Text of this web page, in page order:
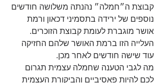
קבוצת ה״חמלה״ נהנתה משלושה חודשים
נוספים של ירידה בתסמיני דכאון ורמת
אושר מוגברת לעומת קבוצת הזוכרים.
העלייה הזו ברמת האושר שלהם החזיקה
עוד שישה חודשים לאחר מכן.
מה לגבי הטענה שחמלה עצמית תגרום
לכם להיות פאסיביים והביקורת העצמית